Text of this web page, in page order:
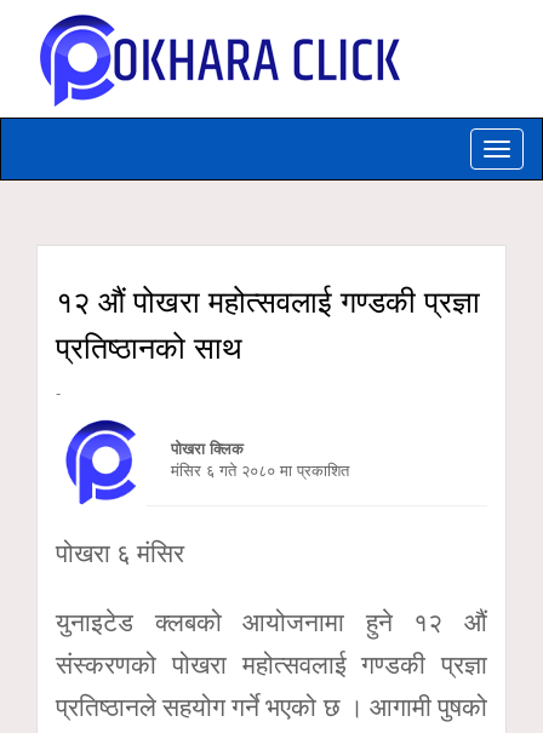
Toggle
१२ औं पोखरा महोत्सवलाई गण्डकी प्रज्ञा
प्रतिष्ठानको साथ
-
पोखरा क्लिक
मंसिर ६ गते २०८० मा प्रकाशित
पोखरा ६ मंसिर
युनाइटेड क्लबको आयोजनामा हुने १२ औं
संस्करणको पोखरा महोत्सवलाई गण्डकी प्रज्ञा
प्रतिष्ठानले सहयोग गर्ने भएको छ । आगामी पुषको